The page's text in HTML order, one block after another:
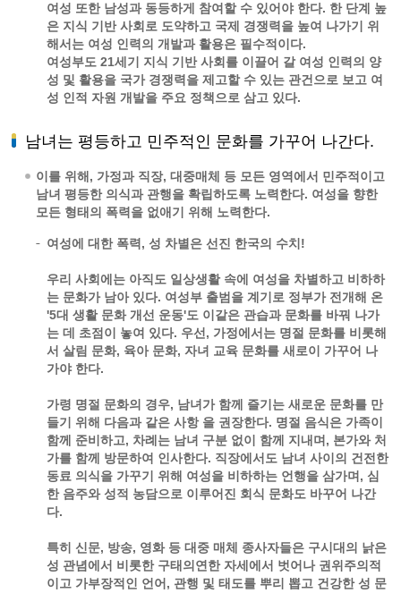
여성 또한 남성과 동등하게 참여할 수 있어야 한다. 한 단계 높
은 지식 기반 사회로 도약하고 국제 경쟁력을 높여 나가기 위
해서는 여성 인력의 개발과 활용은 필수적이다.
여성부도 21세기 지식 기반 사회를 이끌어 갈 여성 인력의 양
성 및 활용을 국가 경쟁력을 제고할 수 있는 관건으로 보고 여
성 인적 자원 개발을 주요 정책으로 삼고 있다.
남녀는 평등하고 민주적인 문화를 가꾸어 나간다.
이를 위해, 가정과 직장, 대중매체 등 모든 영역에서 민주적이고
남녀 평등한 의식과 관행을 확립하도록 노력한다. 여성을 향한
모든 형태의 폭력을 없애기 위해 노력한다.
여성에 대한 폭력, 성 차별은 선진 한국의 수치!
우리 사회에는 아직도 일상생활 속에 여성을 차별하고 비하하
는 문화가 남아 있다. 여성부 출범을 계기로 정부가 전개해 온
'5대 생활 문화 개선 운동'도 이같은 관습과 문화를 바꿔 나가
는 데 초점이 놓여 있다. 우선, 가정에서는 명절 문화를 비롯해
서 살림 문화, 육아 문화, 자녀 교육 문화를 새로이 가꾸어 나
가야 한다.
가령 명절 문화의 경우, 남녀가 함께 즐기는 새로운 문화를 만
들기 위해 다음과 같은 사항 을 권장한다. 명절 음식은 가족이
함께 준비하고, 차례는 남녀 구분 없이 함께 지내며, 본가와 처
가를 함께 방문하여 인사한다. 직장에서도 남녀 사이의 건전한
동료 의식을 가꾸기 위해 여성을 비하하는 언행을 삼가며, 심
한 음주와 성적 농담으로 이루어진 회식 문화도 바꾸어 나간
다.
특히 신문, 방송, 영화 등 대중 매체 종사자들은 구시대의 낡은
성 관념에서 비롯한 구태의연한 자세에서 벗어나 권위주의적
이고 가부장적인 언어, 관행 및 태도를 뿌리 뽑고 건강한 성 문